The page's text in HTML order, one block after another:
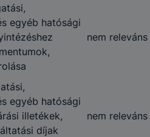
egyéb hatósági
nem releváns
egyéb hatósági
illetékek,
díjak
nem releváns